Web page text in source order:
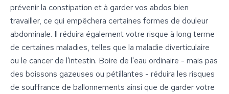
prévenir la constipation et à garder vos abdos bien
travailler, ce qui empêchera certaines formes de douleur
abdominale. Il réduira également votre risque à long terme
de certaines maladies, telles que la maladie diverticulaire
ou le cancer de l'intestin. Boire de l'eau ordinaire - mais pas
des boissons gazeuses ou pétillantes - réduira les risques
de souffrance de ballonnements ainsi que de garder votre